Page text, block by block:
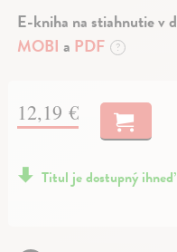
E-kniha na stiahnutie v
MOBI a PDF ?
12,19 €
Titul je dostupný